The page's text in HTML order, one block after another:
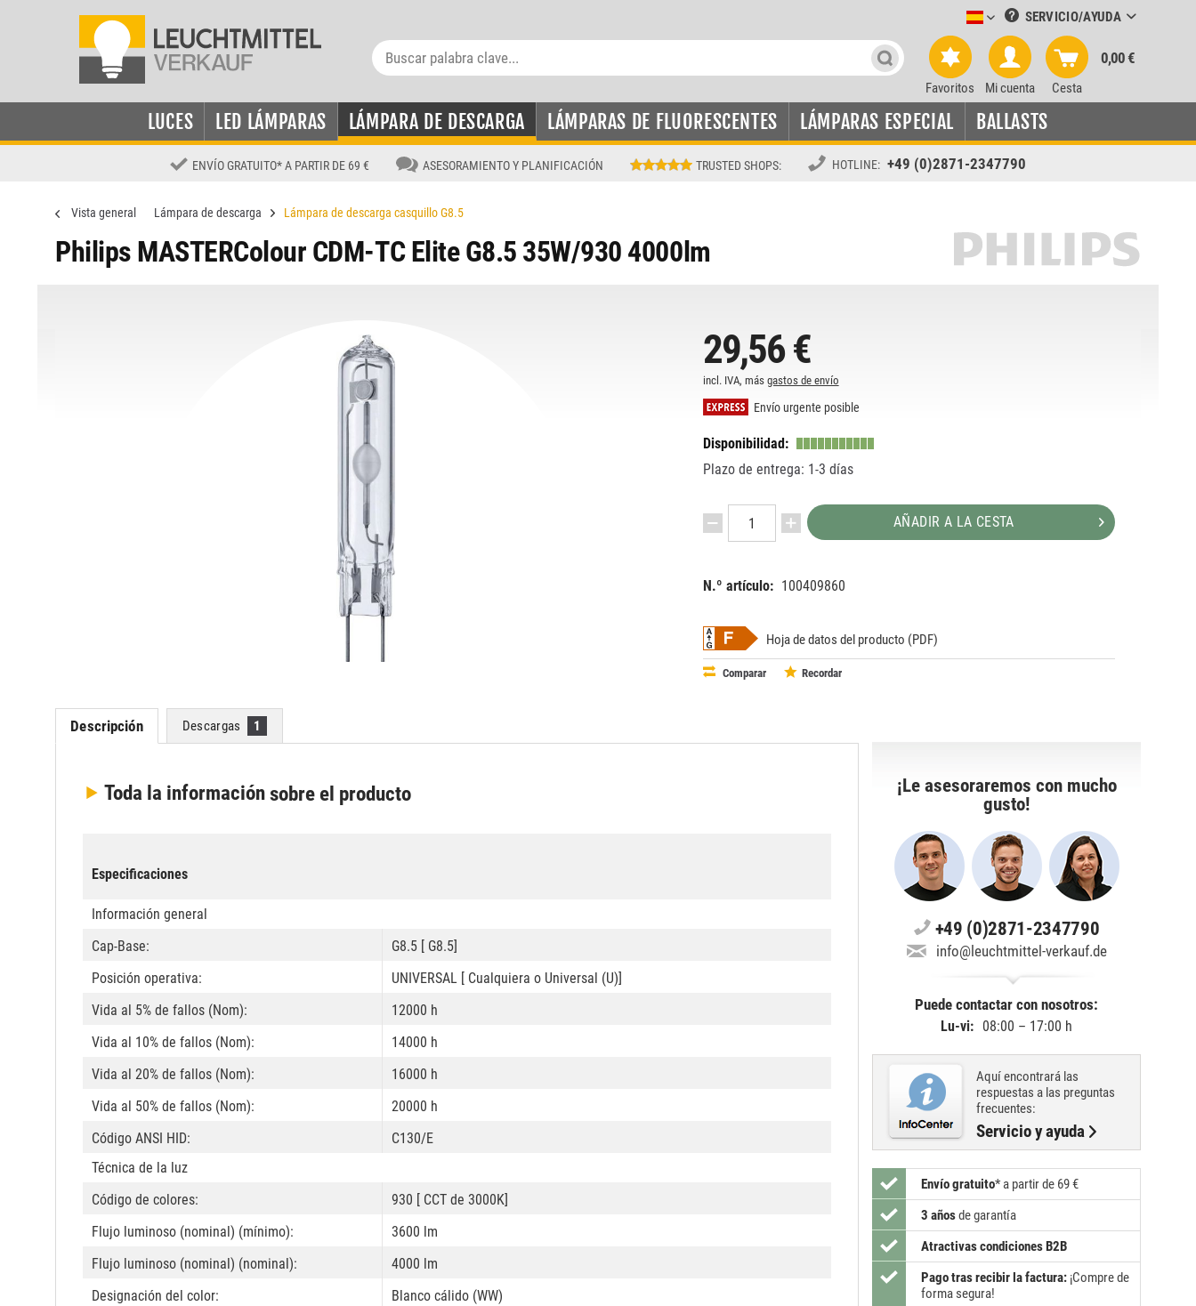
Leuchtmittel-Verkauf spanisch
SERVICIO/AYUDA
Favoritos Mi cuenta Cesta
0,00 €
LUCES LED LÁMPARAS LÁMPARA DE DESCARGA LÁMPARAS DE FLUORESCENTES LÁMPARAS ESPECIAL BALLASTS
ENVÍO GRATUITO* A PARTIR DE 69 € ASESORAMIENTO Y PLANIFICACIÓN TRUSTED SHOPS: HOTLINE: +49 (0)2871-2347790
Vista general Lámpara de descarga Lámpara de descarga casquillo G8.5
Philips MASTERColour CDM-TC Elite G8.5 35W/930 4000lm
29,56 €
incl. IVA, más gastos de envío
Envío urgente posible
Disponibilidad:
Plazo de entrega: 1-3 días
AÑADIR A LA CESTA
N.º artículo: 100409860
Hoja de datos del producto (PDF)
Comparar Recordar
Descripción Descargas 1
Toda la informaciónsobre el producto
Especificaciones
Información general
Cap-Base:
G8.5 [ G8.5]
Posición operativa:
UNIVERSAL [ Cualquiera o Universal (U)]
Vida al 5% de fallos (Nom):
12000 h
Vida al 10% de fallos (Nom):
14000 h
Vida al 20% de fallos (Nom):
16000 h
Vida al 50% de fallos (Nom):
20000 h
Código ANSI HID:
C130/E
Técnica de la luz
Código de colores:
930 [ CCT de 3000K]
Flujo luminoso (nominal) (mínimo):
3600 lm
Flujo luminoso (nominal) (nominal):
4000 lm
Designación del color:
Blanco cálido (WW)
¡Le asesoraremos con mucho
gusto!
+49 (0)2871-2347790
info@leuchtmittel-verkauf.de
Puede contactar con nosotros:
Lu-vi: 08:00 – 17:00 h
Aquí encontrará las
respuestas a las preguntas
frecuentes:
Servicio y ayuda
Envío gratuito* a partir de 69 €
3 añosde garantía
Atractivas condiciones B2B
Pago tras recibir la factura: ¡Compre de
forma segura!